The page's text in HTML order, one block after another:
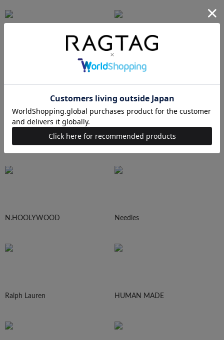
Maison MIHARA YASUHIRO
UNDERCOVER
N.HOOLYWOOD Needles
Ralph Lauren HUMAN MADE